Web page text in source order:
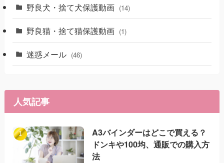
野良犬・捨て犬保護動画 (14)
野良猫・捨て猫保護動画 (1)
迷惑メール (46)
人気記事
A3バインダーはどこで買える？
ドンキや100均、通販での購入方
法